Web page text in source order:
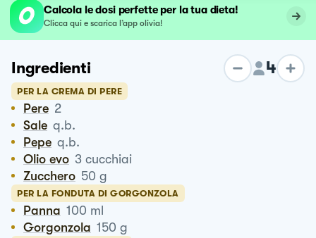
Calcola le dosi perfette per la tua dieta!
Clicca qui e scarica l’app olivia!
Ingredienti 4
PER LA CREMA DI PERE
Pere 2
Sale q.b.
Pepe q.b.
Olio evo 3 cucchiai
Zucchero 50 g
PER LA FONDUTA DI GORGONZOLA
Panna 100 ml
Gorgonzola 150 g